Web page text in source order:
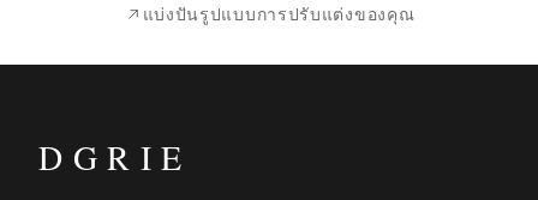
เปรียบ
แบ่งปันรูปแบบการปรับแต่งของคุณ
DGRIE